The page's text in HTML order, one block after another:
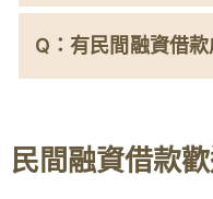
Q：有民間融資借
民間融資借款